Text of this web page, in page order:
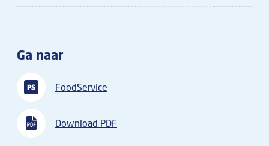
Ga naar
FoodService
Download PDF